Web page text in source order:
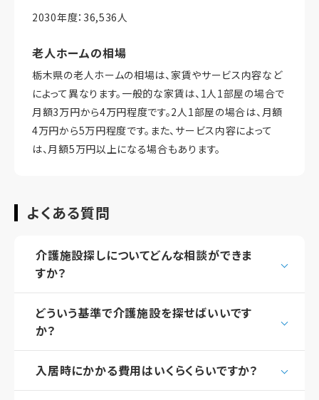
2030年度：36,536人
老人ホームの相場
栃木県の老人ホームの相場は、家賃やサービス内容など
によって異なります。一般的な家賃は、1人1部屋の場合で
月額3万円から4万円程度です。2人1部屋の場合は、月額
4万円から5万円程度です。また、サービス内容によって
は、月額5万円以上になる場合もあります。
よくある質問
介護施設探しについてどんな相談ができま
すか？
どういう基準で介護施設を探せばいいです
か？
入居時にかかる費用はいくらくらいですか？